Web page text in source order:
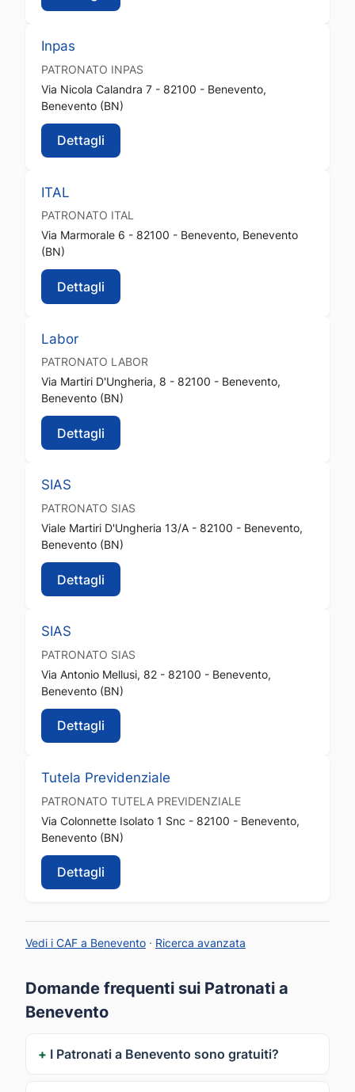
Inpas
PATRONATO INPAS
Via Nicola Calandra 7 - 82100 - Benevento,
Benevento (BN)
Dettagli
ITAL
PATRONATO ITAL
Via Marmorale 6 - 82100 - Benevento, Benevento
(BN)
Dettagli
Labor
PATRONATO LABOR
Via Martiri D'Ungheria, 8 - 82100 - Benevento,
Benevento (BN)
Dettagli
SIAS
PATRONATO SIAS
Viale Martiri D'Ungheria 13/A - 82100 - Benevento,
Benevento (BN)
Dettagli
SIAS
PATRONATO SIAS
Via Antonio Mellusi, 82 - 82100 - Benevento,
Benevento (BN)
Dettagli
Tutela Previdenziale
PATRONATO TUTELA PREVIDENZIALE
Via Colonnette Isolato 1 Snc - 82100 - Benevento,
Benevento (BN)
Dettagli
Vedi i CAF a Benevento · Ricerca avanzata
Domande frequenti sui Patronati a
Benevento
I Patronati a Benevento sono gratuiti?